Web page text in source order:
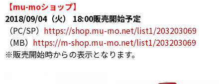
【mu-moショップ】
2018/09/04（火） 18:00販売開始予定
（PC/SP） https://shop.mu-mo.net/list1/203203069
（MB） https://m-shop.mu-mo.net/list1/203203069
※販売開始時からの表示となります。